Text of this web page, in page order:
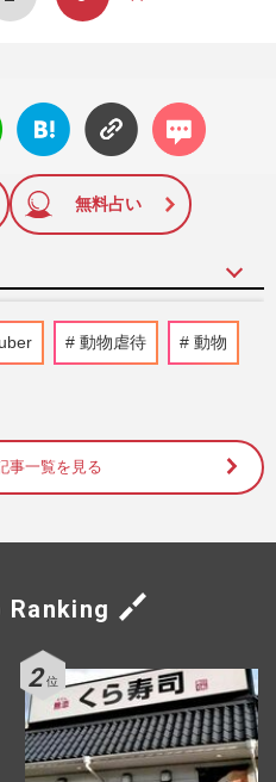
はてな
ブック
に追加
コメン
ト
無料占い
直木賞受賞作は女給として
を描く 朝ドラ『虎に翼』に
村山由佳さん、最新作『しっ
で描く動物との“愛”「人間の
ーク「ネコとおでかけ」イ
はいいのに》…
2026/2/2
】愛犬・愛猫の“終生飼育”を
動物虐待 動物
事一覧を見る
Ranking